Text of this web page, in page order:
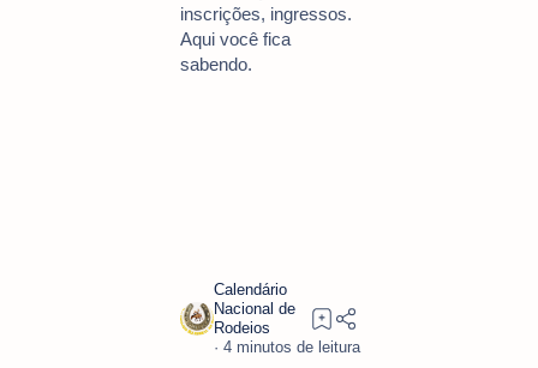
inscrições, ingressos.
Aqui você fica
sabendo.
4